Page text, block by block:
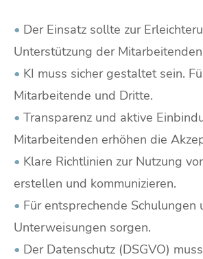
• Der Einsatz sollte zur
Unterstützung der
• KI muss sicher gestaltet sein.
Mitarbeitende und Dritte.
• Transparenz und aktive
Mitarbeitenden erhöhen die
• Klare Richtlinien zur Nutzung
erstellen und kommunizieren.
• Für entsprechende Schulungen
Unterweisungen sorgen.
• Der Datenschutz (DSGVO)